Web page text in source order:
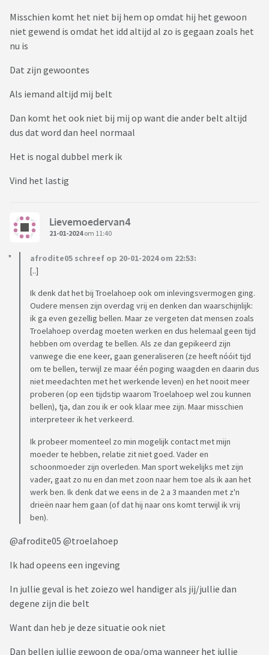
Misschien komt het niet bij hem op omdat hij het gewoon
niet gewend is omdat het idd altijd al zo is gegaan zoals het
nu is
Dat zijn gewoontes
Als iemand altijd mij belt
Dan komt het ook niet bij mij op want die ander belt altijd
dus dat word dan heel normaal
Het is nogal dubbel merk ik
Vind het lastig
Lievemoedervan4
21-01-2024om 11:40
afrodite05 schreef op 20-01-2024 om 22:53:
[..]
Ik denk dat het bij Troelahoep ook om inlevingsvermogen ging.
Oudere mensen zijn overdag vrij en denken dan waarschijnlijk:
ik ga even gezellig bellen. Maar ze vergeten dat mensen zoals
Troelahoep overdag moeten werken en dus helemaal geen tijd
hebben om overdag te bellen. Als ze dan gepikeerd zijn
vanwege die ene keer, gaan generaliseren (ze heeft nóóit tijd
om te bellen, terwijl ze maar één poging waagden en daarin dus
niet meedachten met het werkende leven) en het nooit meer
proberen (op een tijdstip waarom Troelahoep wel zou kunnen
bellen), tja, dan zou ik er ook klaar mee zijn. Maar misschien
interpreteer ik het verkeerd.
Ik probeer momenteel zo min mogelijk contact met mijn
moeder te hebben, relatie zit niet goed. Vader en
schoonmoeder zijn overleden. Man sport wekelijks met zijn
vader, gaat zo nu en dan met zoon naar hem toe als ik aan het
werk ben. Ik denk dat we eens in de 2 a 3 maanden met z'n
drieën naar hem gaan (of dat hij naar ons komt terwijl ik vrij
ben).
@afrodite05 @troelahoep
Ik had opeens een ingeving
In jullie geval is het zoiezo wel handiger als jij/jullie dan
degene zijn die belt
Want dan heb je deze situatie ook niet
Dan bellen jullie gewoon de opa/oma wanneer het jullie